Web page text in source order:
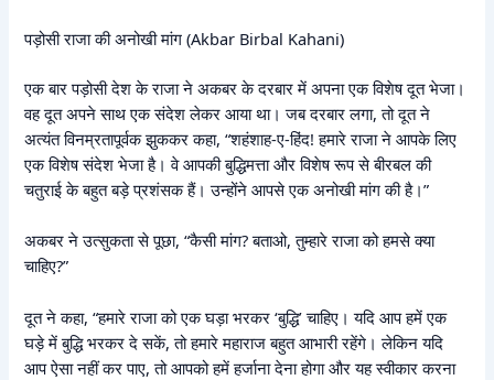
पड़ोसी राजा की अनोखी मांग (Akbar Birbal Kahani)
एक बार पड़ोसी देश के राजा ने अकबर के दरबार में अपना एक विशेष दूत भेजा।
वह दूत अपने साथ एक संदेश लेकर आया था। जब दरबार लगा, तो दूत ने
अत्यंत विनम्रतापूर्वक झुककर कहा, “शहंशाह-ए-हिंद! हमारे राजा ने आपके लिए
एक विशेष संदेश भेजा है। वे आपकी बुद्धिमत्ता और विशेष रूप से बीरबल की
चतुराई के बहुत बड़े प्रशंसक हैं। उन्होंने आपसे एक अनोखी मांग की है।”
अकबर ने उत्सुकता से पूछा, “कैसी मांग? बताओ, तुम्हारे राजा को हमसे क्या
चाहिए?”
दूत ने कहा, “हमारे राजा को एक घड़ा भरकर ‘बुद्धि’ चाहिए। यदि आप हमें एक
घड़े में बुद्धि भरकर दे सकें, तो हमारे महाराज बहुत आभारी रहेंगे। लेकिन यदि
आप ऐसा नहीं कर पाए, तो आपको हमें हर्जाना देना होगा और यह स्वीकार करना